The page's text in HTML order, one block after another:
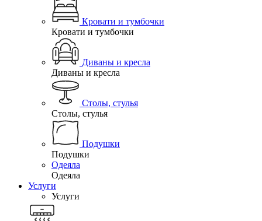
Кровати и тумбочки
Кровати и тумбочки
Диваны и кресла
Диваны и кресла
Столы, стулья
Столы, стулья
Подушки
Подушки
Одеяла
Одеяла
Услуги
Услуги